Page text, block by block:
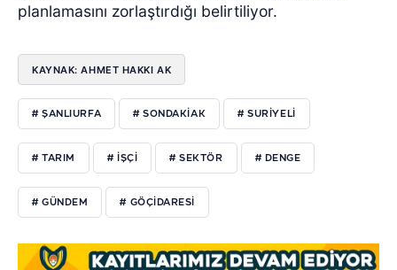
planlamasını zorlaştırdığı belirtiliyor.
KAYNAK: AHMET HAKKI AK
# ŞANLIURFA # SONDAKIAK # SURIYELI
# TARIM # IŞÇI # SEKTÖR # DENGE
# GÜNDEM # GÖÇIDARESI